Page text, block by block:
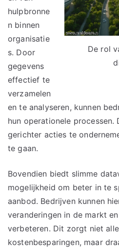
De rol
hulpbronne
n binnen
organisatie
s. Door
gegevens
effectief te
verzamelen
en te analyseren, kunnen
hun operationele
gerichter acties te
te gaan.
Bovendien biedt slimme
mogelijkheid om beter in te
aanbod. Bedrijven kunnen
veranderingen in de markt
verbeteren. Dit zorgt niet
kostenbesparingen, maar